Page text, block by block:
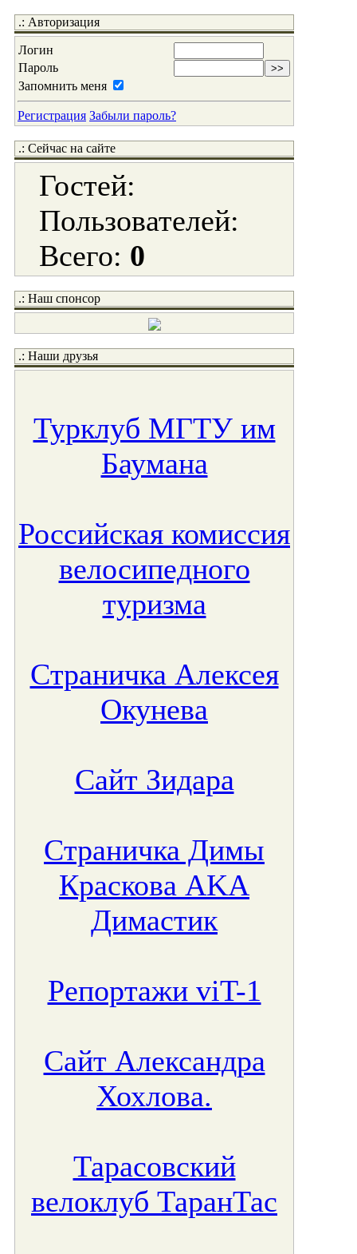
.: Авторизация
Логин
Пароль
Запомнить меня
Регистрация Забыли пароль?
.: Сейчас на сайте
Гостей:
Пользователей:
Всего: 0
.: Наш спонсор
.: Наши друзья
Турклуб МГТУ им
Баумана
Российская комиссия
велосипедного
туризма
Страничка Алексея
Окунева
Сайт Зидара
Страничка Димы
Краскова AKA
Димастик
Репортажи viT-1
Сайт Александра
Хохлова.
Тарасовский
велоклуб ТаранТас